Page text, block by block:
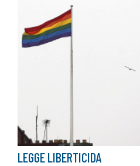
LEGGE LIBERTICIDA